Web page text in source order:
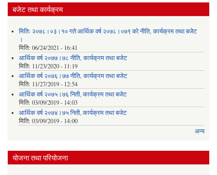
बजेट तथा कार्यक्रम
मितिः २०७८।०३।१० गते आर्थिक वर्ष २०७८।०७९ को नीति‚ कार्यक्रम तथा बजेट
।
मिति: 06/24/2021 - 16:41
आर्थिक वर्ष २०७७।७८ नीति‚ कार्यक्रम तथा बजेट
मिति: 11/23/2020 - 11:19
आर्थिक वर्ष २०७६।७७ नीति‚ कार्यक्रम तथा बजेट
मिति: 11/27/2019 - 12:54
आर्थिक वर्ष २०७५।७६ निती, कार्यक्रम तथा बजेट
मिति: 03/09/2019 - 14:03
आर्थिक वर्ष २०७४।७५ निती, कार्यक्रम तथा बजेट
मिति: 03/09/2019 - 14:00
अन्य
योजना तथा परियोजना